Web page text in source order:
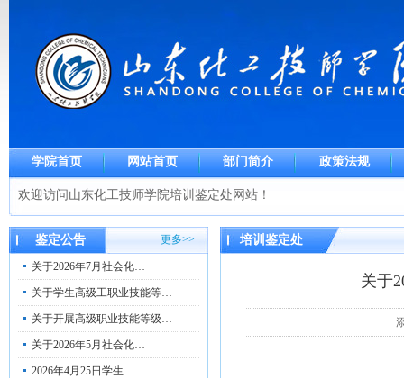
学院首页 网站首页 部门简介 政策法规
欢迎访问山东化工技师学院培训鉴定处网站！
鉴定公告 更多>>
关于2026年7月社会化…
关于学生高级工职业技能等…
关于开展高级职业技能等级…
关于2026年5月社会化…
2026年4月25日学生…
培训鉴定处
关于